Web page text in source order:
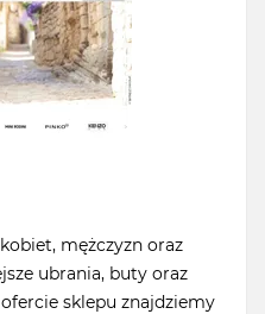
mężczyzn oraz
ubrania, buty oraz
sklepu znajdziemy